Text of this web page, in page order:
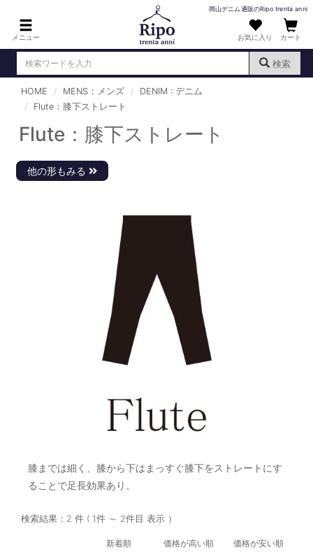
メニュー
岡山デニム通販のRipo trenta anni
お気に入り カート
検索
ログイン （新規会員登録
MENS : メンズ
DENIM : デニム
T-SHIRT : Tシャツ
KNIT : ニット
SHIRT : シャツ
OUTERS : アウター
LADIES : レディース
PANTS/SKIRT : パンツ・スカート
TOPS : トップス
OUTERS : アウター
OUTLET : アウトレット
MENS : メンズ
LADIES : レディース
HOME MENS：メンズ
DENIM : デニム
Flute：膝下ストレート
Flute：膝下ストレート
他の形もみる
膝までは細く、膝から下はまっすぐ膝下をストレートにす
ることで足長効果あり。
検索結果：2 件 ( 1件 ～ 2件目 表示 ）
新着順 価格が高い順 価格が安い順